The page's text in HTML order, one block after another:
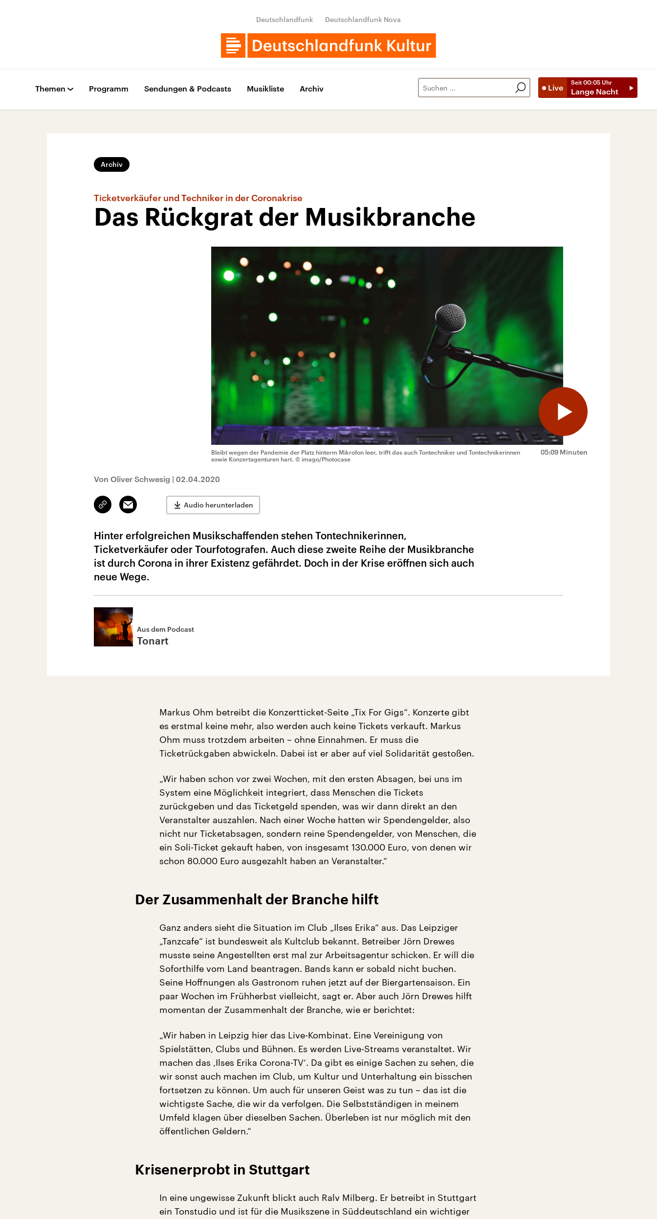
Deutschlandfunk Deutschlandfunk Nova
Live
Seit 00:05 Uhr
Lange Nacht
Themen Programm Sendungen & Podcasts Musikliste Archiv
Archiv
Ticketverkäufer und Techniker in der Coronakrise
Das Rückgrat der Musikbranche
05:09 Minuten
Bleibt wegen der Pandemie der Platz hinterm Mikrofon leer, trifft das auch Tontechniker und Tontechnikerinnen
sowie Konzertagenturen hart. © imago/Photocase
Von Oliver Schwesig | 02.04.2020
Link
kopieren/teilen
Email Audio herunterladen
Hinter erfolgreichen Musikschaffenden stehen Tontechnikerinnen,
Ticketverkäufer oder Tourfotografen. Auch diese zweite Reihe der Musikbranche
ist durch Corona in ihrer Existenz gefährdet. Doch in der Krise eröffnen sich auch
neue Wege.
Aus dem Podcast
Tonart
Markus Ohm betreibt die Konzertticket-Seite „Tix For Gigs“. Konzerte gibt
es erstmal keine mehr, also werden auch keine Tickets verkauft. Markus
Ohm muss trotzdem arbeiten – ohne Einnahmen. Er muss die
Ticketrückgaben abwickeln. Dabei ist er aber auf viel Solidarität gestoßen.
„Wir haben schon vor zwei Wochen, mit den ersten Absagen, bei uns im
System eine Möglichkeit integriert, dass Menschen die Tickets
zurückgeben und das Ticketgeld spenden, was wir dann direkt an den
Veranstalter auszahlen. Nach einer Woche hatten wir Spendengelder, also
nicht nur Ticketabsagen, sondern reine Spendengelder, von Menschen, die
ein Soli-Ticket gekauft haben, von insgesamt 130.000 Euro, von denen wir
schon 80.000 Euro ausgezahlt haben an Veranstalter.“
Der Zusammenhalt der Branche hilft
Ganz anders sieht die Situation im Club „Ilses Erika“ aus. Das Leipziger
„Tanzcafe“ ist bundesweit als Kultclub bekannt. Betreiber Jörn Drewes
musste seine Angestellten erst mal zur Arbeitsagentur schicken. Er will die
Soforthilfe vom Land beantragen. Bands kann er sobald nicht buchen.
Seine Hoffnungen als Gastronom ruhen jetzt auf der Biergartensaison. Ein
paar Wochen im Frühherbst vielleicht, sagt er. Aber auch Jörn Drewes hilft
momentan der Zusammenhalt der Branche, wie er berichtet:
„Wir haben in Leipzig hier das Live-Kombinat. Eine Vereinigung von
Spielstätten, Clubs und Bühnen. Es werden Live-Streams veranstaltet. Wir
machen das ‚Ilses Erika Corona-TV‘. Da gibt es einige Sachen zu sehen, die
wir sonst auch machen im Club, um Kultur und Unterhaltung ein bisschen
fortsetzen zu können. Um auch für unseren Geist was zu tun – das ist die
wichtigste Sache, die wir da verfolgen. Die Selbstständigen in meinem
Umfeld klagen über dieselben Sachen. Überleben ist nur möglich mit den
öffentlichen Geldern.“
Krisenerprobt in Stuttgart
In eine ungewisse Zukunft blickt auch Ralv Milberg. Er betreibt in Stuttgart
ein Tonstudio und ist für die Musikszene in Süddeutschland ein wichtiger